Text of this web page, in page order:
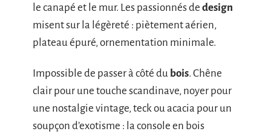
le canapé et le mur. Les passionnés de design
misent sur la légèreté : piètement aérien,
plateau épuré, ornementation minimale.
Impossible de passer à côté du bois. Chêne
clair pour une touche scandinave, noyer pour
une nostalgie vintage, teck ou acacia pour un
soupçon d’exotisme : la console en bois